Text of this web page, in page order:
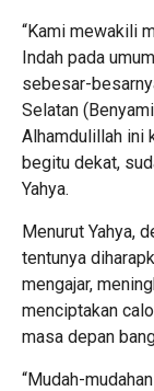
“Kami mewakili
Indah pada
sebesar-
Selatan
Alhamdulillah ini
begitu dekat,
Yahya.
Menurut Yahya,
tentunya
mengajar,
menciptakan
masa depan
“Mudah-